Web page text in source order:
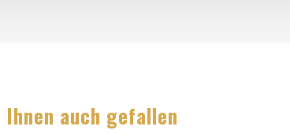
Ihnen auch gefallen